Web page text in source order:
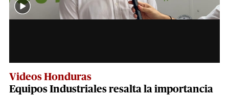
Videos Honduras
Equipos Industriales resalta la importancia